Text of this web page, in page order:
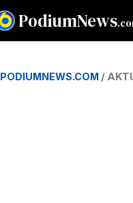
PodiumNews
PODIUMNEWS.COM /